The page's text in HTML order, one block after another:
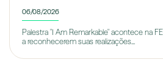
06/08/2026
Palestra "I Am Remarkable" acontece na
a reconhecerem suas realizações...